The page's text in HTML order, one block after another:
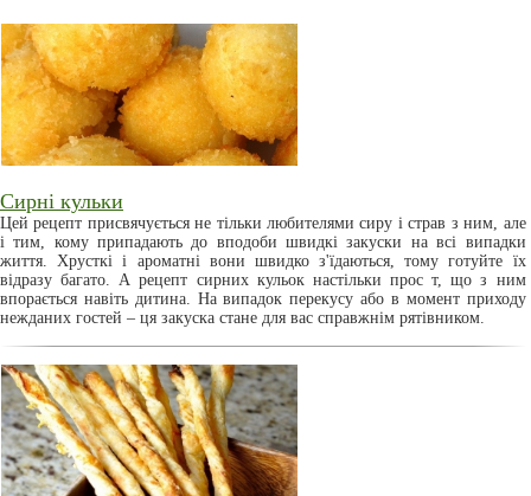
Сирні кульки
Цей рецепт присвячується не тільки любителями сиру і страв з ним, але
і тим, кому припадають до вподоби швидкі закуски на всі випадки
життя. Хрусткі і ароматні вони швидко з'їдаються, тому готуйте їх
відразу багато. А рецепт сирних кульок настільки прос т, що з ним
впорається навіть дитина. На випадок перекусу або в момент приходу
нежданих гостей – ця закуска стане для вас справжнім рятівником.